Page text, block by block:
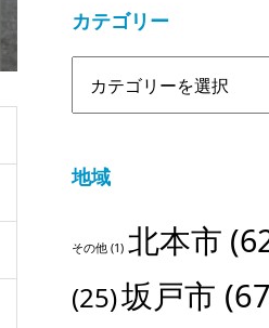
カテゴリー
地域
その他 (1) 北本市
(25)坂戸市